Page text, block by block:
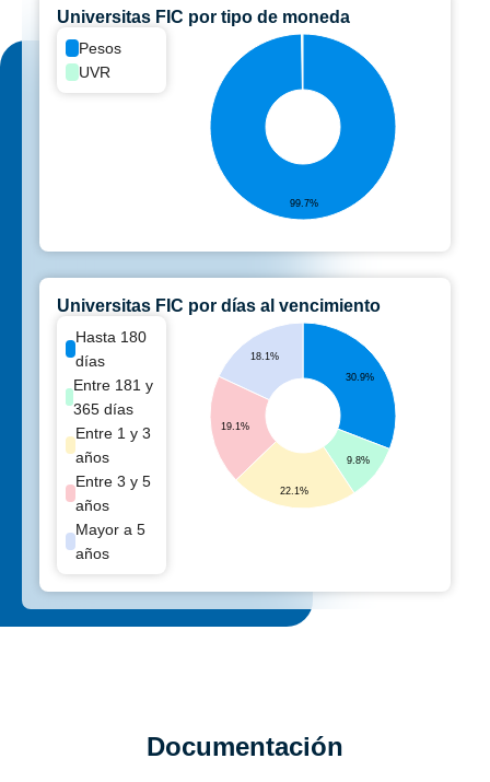
Universitas FIC por tipo de moneda
Pesos
UVR
99.7%
Universitas FIC por días al vencimiento
Hasta 180
días
Entre 181 y
365 días
Entre 1 y 3
años
Entre 3 y 5
años
Mayor a 5
años
30.9%
9.8%
18.1%
19.1%
22.1%
Documentación